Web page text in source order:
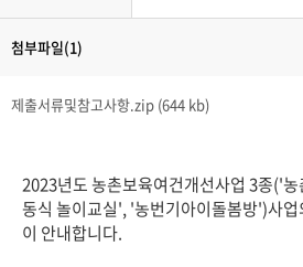
첨부파일(1)
제출서류및참고사항.zip (644 kb)
2023년도 농촌보육여건개선사업 3종('
동식 놀이교실', '농번기아이돌봄방')사
이 안내합니다.